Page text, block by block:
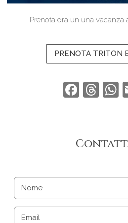
Prenota ora un una vacanza
PRENOTA TRITON
Nome
Email